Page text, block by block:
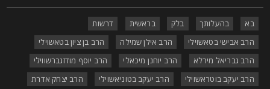
בא בהעלותך בלק בראשית
דרשות
הרב אבישי בטאשוילי
הרב אילן שמילה
הרב בן ציון בטאשוילי
הרב גבריאל מירלא
הרב יוחנן מיכאלי
הרב יוסף מודזגברשווילי
הרב יעקב בוטראשוילי
הרב יעקב בטוניאשוילי
הרב יצחק אדרת